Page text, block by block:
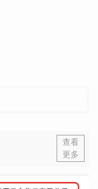
查看
更多